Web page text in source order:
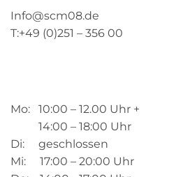
Info@scm08.de
T:+49 (0)251 – 356 00
Mo: 10:00 – 12.00 Uhr +
14:00 – 18:00 Uhr
Di: geschlossen
Mi: 17:00 – 20:00 Uhr